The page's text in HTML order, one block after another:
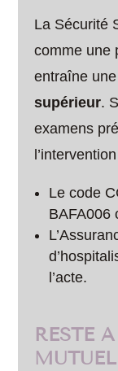
La Sécurité
comme une
entraîne
supérieur.
examens
Le code
BAFA006
l’acte.
RESTE